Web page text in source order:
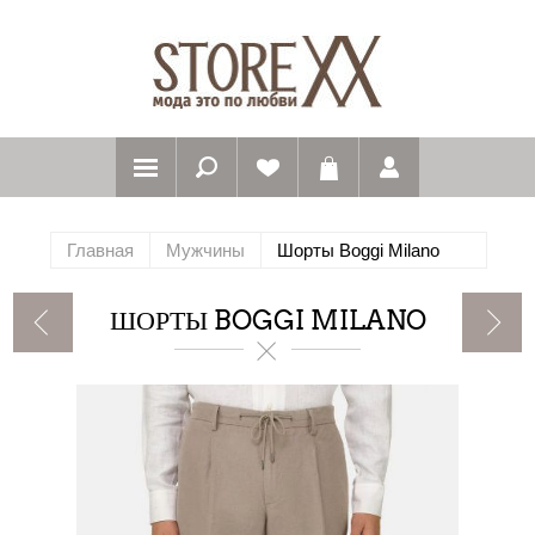
Главная Мужчины Шорты Boggi Milano
ШОРТЫ BOGGI MILANO